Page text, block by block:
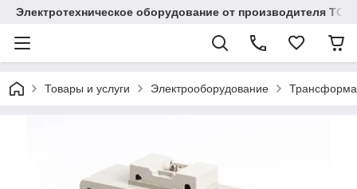
Электротехническое оборудование от производителя TOO
Товары и услуги Электрооборудование